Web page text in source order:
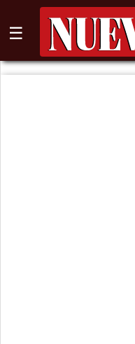
☰
⌕